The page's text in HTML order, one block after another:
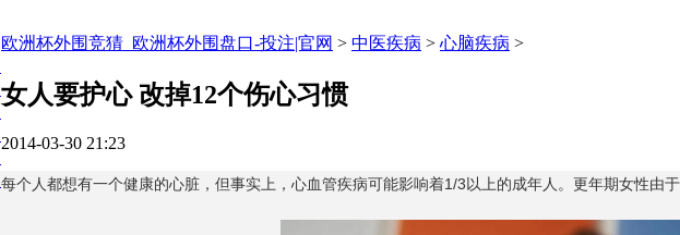
欧洲杯外围竞猜_欧洲杯外围盘口-投注|官网 > 中医疾病 > 心脑疾病 >
女人要护心 改掉12个伤心习惯
2014-03-30 21:23
每个人都想有一个健康的心脏，但事实上，心血管疾病可能影响着1/3以上的成年人。更年期女性由